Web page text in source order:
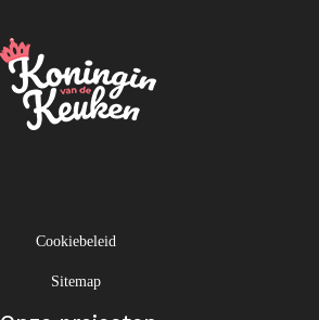
Cookiebeleid
Sitemap